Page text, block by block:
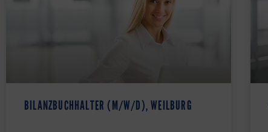
BILANZBUCHHALTER (M/W/D), WEILBURG